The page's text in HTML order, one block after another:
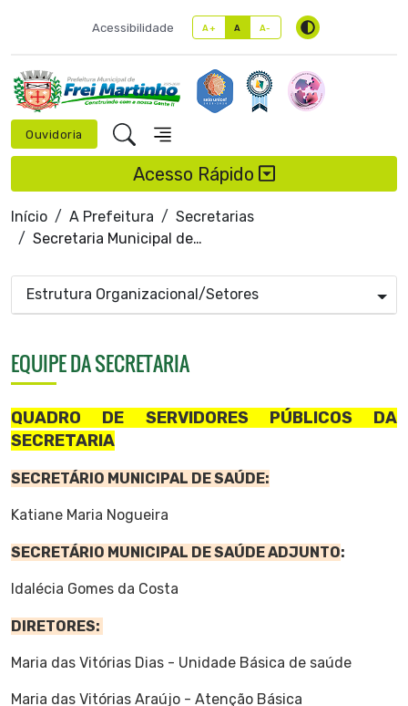
Acessibilidade A+ A A-
Ouvidoria
Acesso Rápido
Início A Prefeitura
Secretarias
Secretaria Municipal de Saúde
Estrutura Organizacional/Setores
EQUIPE DA SECRETARIA
QUADRO DE SERVIDORES PÚBLICOS DA
SECRETARIA
SECRETÁRIO MUNICIPAL DE SAÚDE:
Katiane Maria Nogueira
SECRETÁRIO MUNICIPAL DE SAÚDE ADJUNTO:
Idalécia Gomes da Costa
DIRETORES:
Maria das Vitórias Dias - Unidade Básica de saúde
Maria das Vitórias Araújo - Atenção Básica